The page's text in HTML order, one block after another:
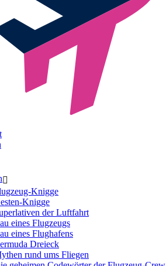
Knigge
Knigge
der Luftfahrt
eines Flugzeugs
eines Flughafens
Dreieck
rund ums Fliegen